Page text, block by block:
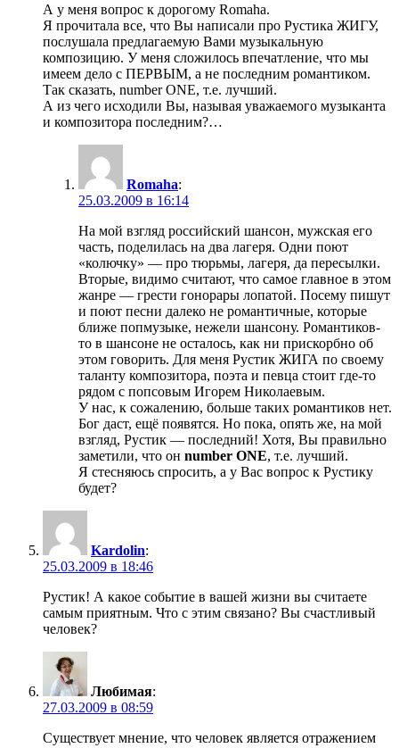
А у меня вопрос к дорогому Romaha.
Я прочитала все, что Вы написали про Рустика ЖИГУ,
послушала предлагаемую Вами музыкальную
композицию. У меня сложилось впечатление, что мы
имеем дело с ПЕРВЫМ, а не последним романтиком.
Так сказать, number ONE, т.е. лучший.
А из чего исходили Вы, называя уважаемого музыканта
и композитора последним?…
Romaha:
25.03.2009 в 16:14
На мой взгляд российский шансон, мужская его
часть, поделилась на два лагеря. Одни поют
«колючку» — про тюрьмы, лагеря, да пересылки.
Вторые, видимо считают, что самое главное в этом
жанре — грести гонорары лопатой. Посему пишут
и поют песни далеко не романтичные, которые
ближе попмузыке, нежели шансону. Романтиков-
то в шансоне не осталось, как ни прискорбно об
этом говорить. Для меня Рустик ЖИГА по своему
таланту композитора, поэта и певца стоит где-то
рядом с попсовым Игорем Николаевым.
У нас, к сожалению, больше таких романтиков нет.
Бог даст, ещё появятся. Но пока, опять же, на мой
взгляд, Рустик — последний! Хотя, Вы правильно
заметили, что он number ONE, т.е. лучший.
Я стесняюсь спросить, а у Вас вопрос к Рустику
будет?
Kardolin:
25.03.2009 в 18:46
Рустик! А какое событие в вашей жизни вы считаете
самым приятным. Что с этим связано? Вы счастливый
человек?
Любимая:
27.03.2009 в 08:59
Существует мнение, что человек является отражением